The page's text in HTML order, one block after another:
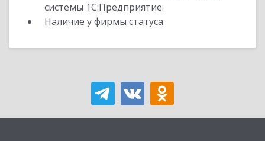
системы 1С:Предприятие.
Наличие у фирмы статуса